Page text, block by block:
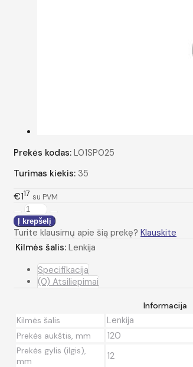
Prekės kodas: L01SP025
Turimas kiekis: 35
€117 su PVM
Turite klausimų apie šią prekę? Klauskite
Kilmės šalis: Lenkija
Specifikacija
(0) Atsiliepimai
Informacija
Kilmės šalis
Lenkija
Prekės aukštis, mm 120
Prekės gylis (ilgis),
mm
12